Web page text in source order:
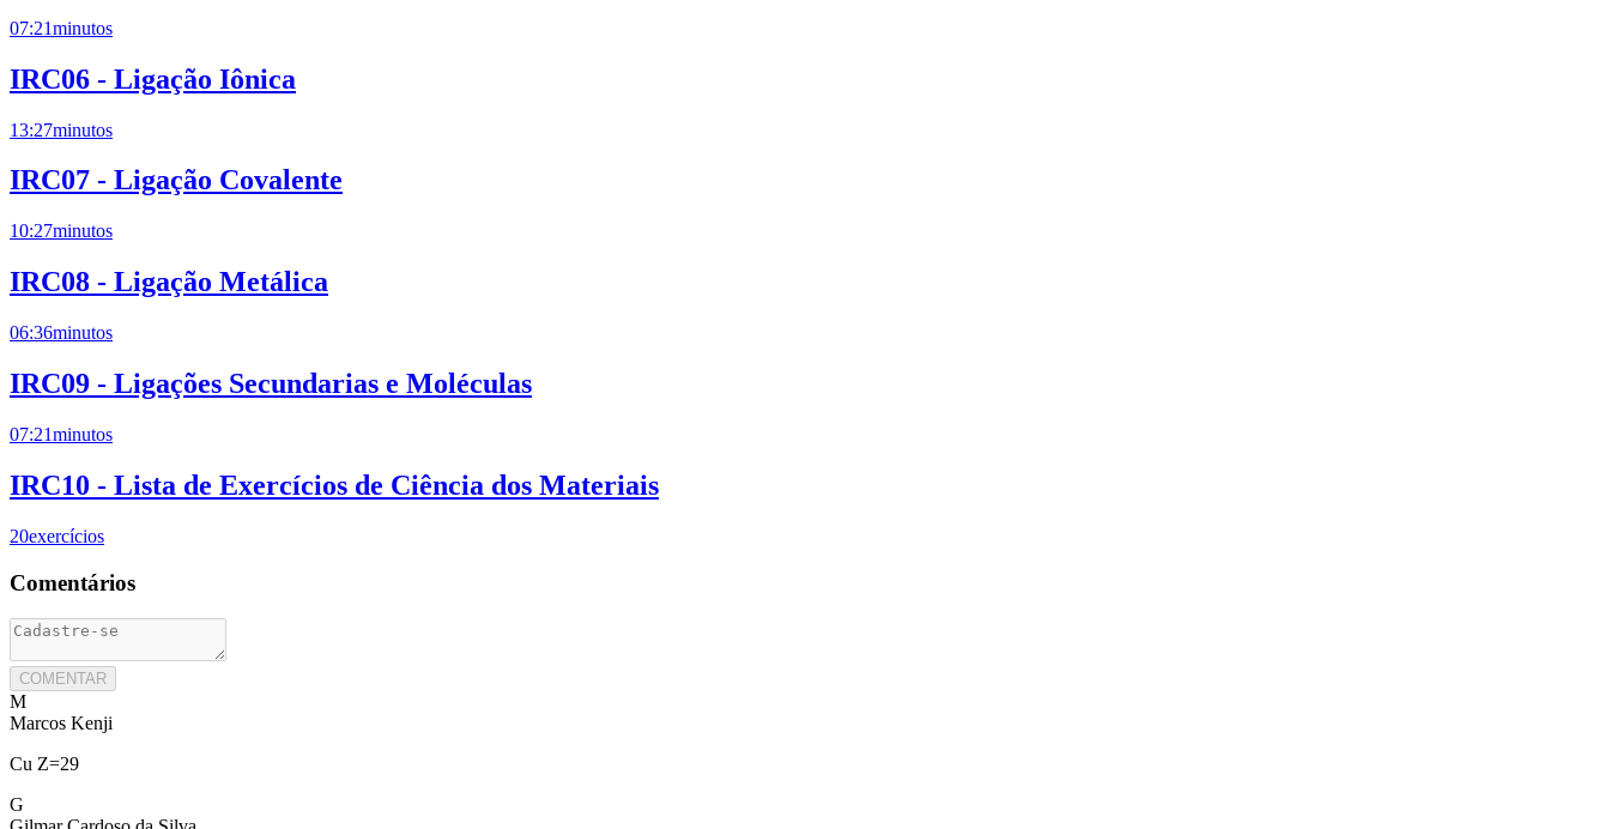
07:21minutos
IRC06 - Ligação Iônica
13:27minutos
IRC07 - Ligação Covalente
10:27minutos
IRC08 - Ligação Metálica
06:36minutos
IRC09 - Ligações Secundarias e Moléculas
07:21minutos
IRC10 - Lista de Exercícios de Ciência dos Materiais
20exercícios
Comentários
COMENTAR
M
Marcos Kenji
Cu Z=29
G